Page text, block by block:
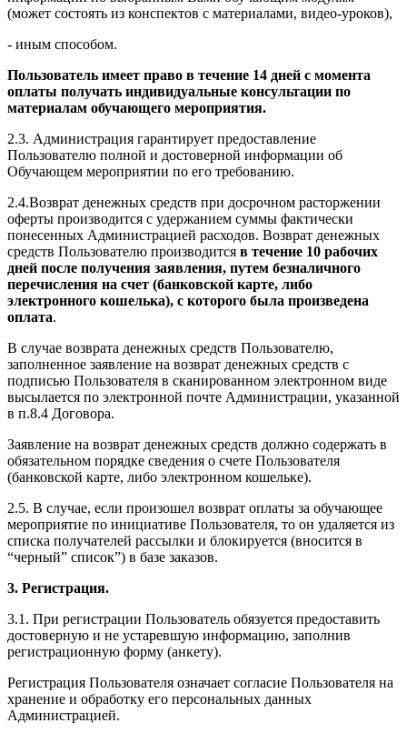
(может состоять из конспектов с материалами, видео-уроков),
- иным способом.
Пользователь имеет право в течение 14 дней с момента
оплаты получать индивидуальные консультации по
материалам обучающего мероприятия.
2.3. Администрация гарантирует предоставление
Пользователю полной и достоверной информации об
Обучающем мероприятии по его требованию.
2.4.Возврат денежных средств при досрочном расторжении
оферты производится с удержанием суммы фактически
понесенных Администрацией расходов. Возврат денежных
средств Пользователю производится в течение 10 рабочих
дней после получения заявления, путем безналичного
перечисления на счет (банковской карте, либо
электронного кошелька), с которого была произведена
оплата.
В случае возврата денежных средств Пользователю,
заполненное заявление на возврат денежных средств с
подписью Пользователя в сканированном электронном виде
высылается по электронной почте Администрации, указанной
в п.8.4 Договора.
Заявление на возврат денежных средств должно содержать в
обязательном порядке сведения о счете Пользователя
(банковской карте, либо электронном кошельке).
2.5. В случае, если произошел возврат оплаты за обучающее
мероприятие по инициативе Пользователя, то он удаляется из
списка получателей рассылки и блокируется (вносится в
“черный” список”) в базе заказов.
3. Регистрация.
3.1. При регистрации Пользователь обязуется предоставить
достоверную и не устаревшую информацию, заполнив
регистрационную форму (анкету).
Регистрация Пользователя означает согласие Пользователя на
хранение и обработку его персональных данных
Администрацией.